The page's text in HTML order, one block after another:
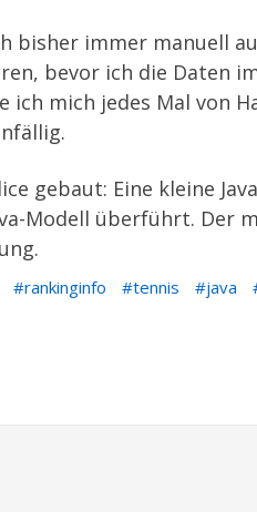
bisher immer manuell
bevor ich die Daten
mich jedes Mal von
gebaut: Eine kleine
Modell überführt. Der
rankinginfo tennis java